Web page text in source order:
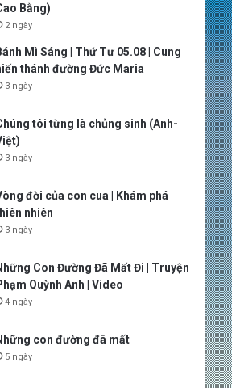
Bằng)
2 ngày
Mì Sáng | Thứ Tư 05.08 | Cung
thánh đường Đức Maria
3 ngày
tôi từng là chủng sinh (Anh-
3 ngày
đời của con cua | Khám phá
nhiên
3 ngày
Con Đường Đã Mất Đi | Truyện
Quỳnh Anh | Video
4 ngày
con đường đã mất
5 ngày